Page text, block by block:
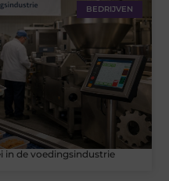
BEDRIJVEN
in de voedingsindustrie